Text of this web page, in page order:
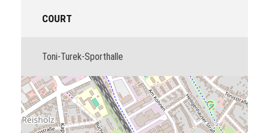
COURT
Toni-Turek-Sporthalle